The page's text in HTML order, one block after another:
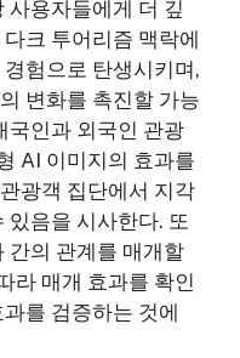
사용자들에게 더 깊
크 투어리즘 맥락에
험으로 탄생시키며,
변화를 촉진할 가능
국인과 외국인 관광
AI 이미지의 효과를
광객 집단에서 지각
있음을 시사한다. 또
간의 관계를 매개할
라 매개 효과를 확인
를 검증하는 것에